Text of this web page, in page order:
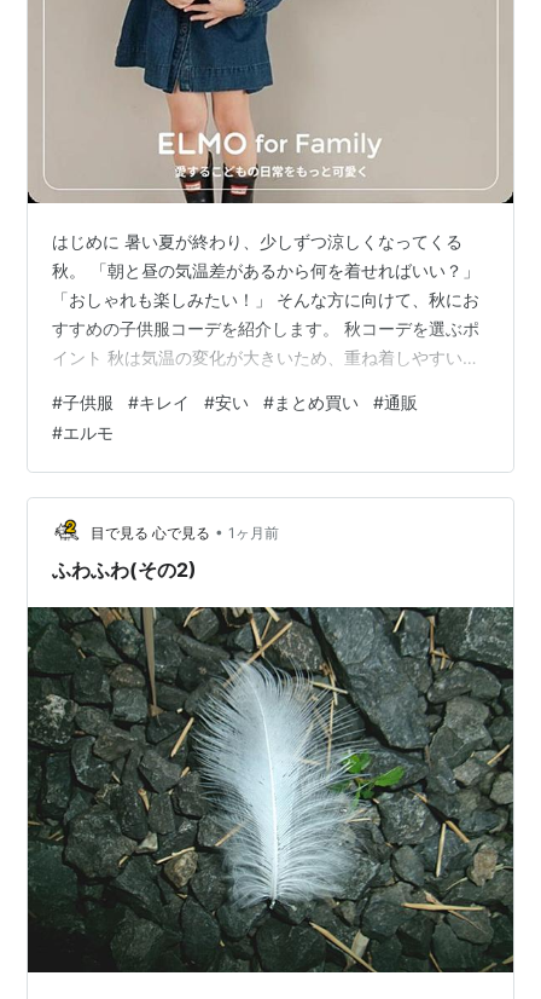
はじめに 暑い夏が終わり、少しずつ涼しくなってくる
秋。 「朝と昼の気温差があるから何を着せればいい？」
「おしゃれも楽しみたい！」 そんな方に向けて、秋にお
すすめの子供服コーデを紹介します。 秋コーデを選ぶポ
イント 秋は気温の変化が大きいため、重ね着しやすい服
パーカー カーディガン ロングパンツ などを組み合わせ
ると、気温に合わせて調整できます。 おすすめコーデ①
長袖Tシャツ×デニムパンツ シンプルで動きやすく、公園
遊びや通園・通学にもぴったりです。 おすすめコーデ②
パーカー×レギンス 朝晩が肌寒い日でも体温調節しやす
く、元気に遊ぶ子ど…
#子供服 #キレイ #安い #まとめ買い #通販
#エルモ
目で見る 心で見る • 1ヶ月前
ふわふわ(その2)